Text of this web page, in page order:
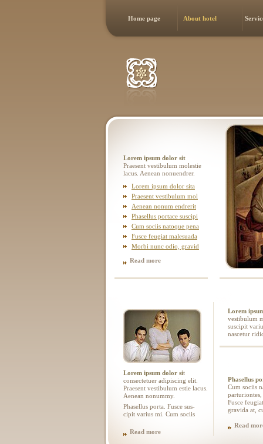
Home page About hotel
Lorem ipsum dolor sit
Praesent vestibulum molestie
lacus. Aenean nonuendrer.
Lorem ipsum dolor sita
Praesent vestibulum mol
Aenean nonum endrerit
Phasellus portace suscipi
Cum sociis natoque pena
Fusce feugiat malesuada
Morbi nunc odio, gravid
Read more
Lorem ipsum dolor sit
consectetuer adipiscing elit.
Praesent vestibulum estie lacus.
Aenean nonummy.
Phasellus porta. Fusce sus-
cipit varius mi. Cum sociis
Read more
Lorem
vestibulum
suscipit
nascetur
Phasellus
Cum sociis
Fusce
gravida at,
Read